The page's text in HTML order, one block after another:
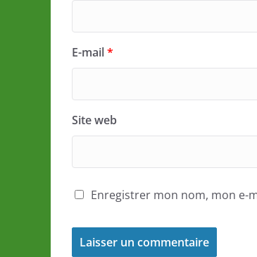
E-mail*
Site web
Enregistrer mon nom, mon e-